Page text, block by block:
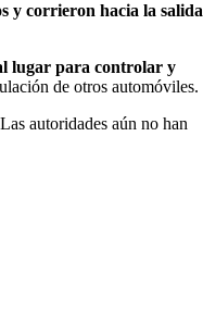
y corrieron hacia la salida
lugar para controlar y
de otros automóviles.
Las autoridades aún no han